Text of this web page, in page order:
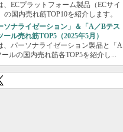
、ECプラットフォーム製品（ECサイ
の国内売れ筋TOP10を紹介します。
ソナライゼーション」＆「A／Bテス
ール売れ筋TOP5（2025年5月）
、パーソナライゼーション製品と「A
ルの国内売れ筋各TOP5を紹介し...